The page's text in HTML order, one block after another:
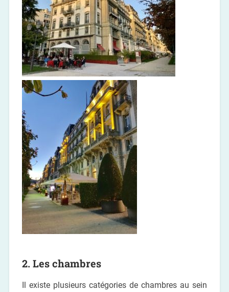
2. Les chambres
Il existe plusieurs catégories de chambres au sein